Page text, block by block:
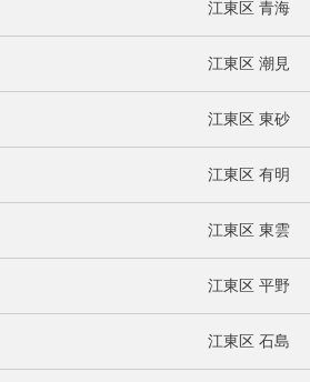
江東区 青海
江東区 潮見
江東区 東砂
江東区 有明
江東区 東雲
江東区 平野
江東区 石島